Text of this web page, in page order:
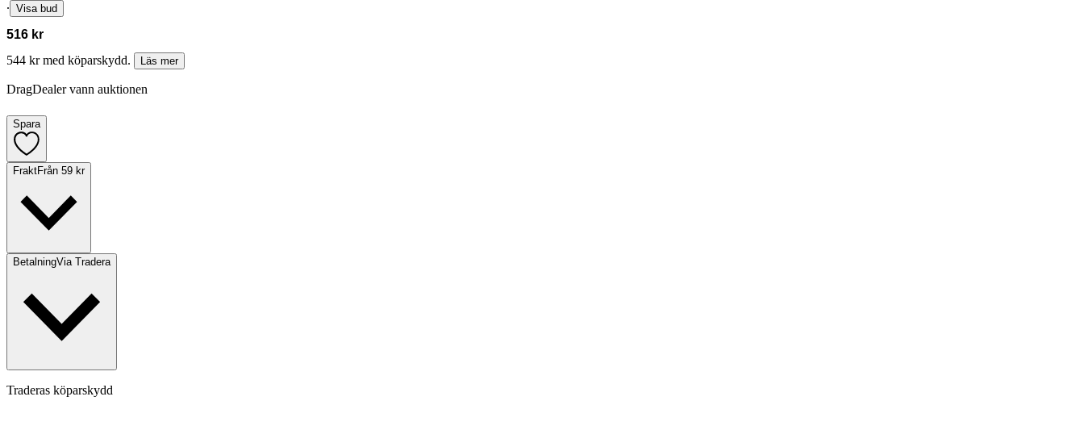
∙ Visa bud
516 kr
544 kr med köparskydd.
Läs mer
DragDealer vann auktionen
Spara
FraktFrån 59 kr
BetalningVia Tradera
Traderas köparskydd